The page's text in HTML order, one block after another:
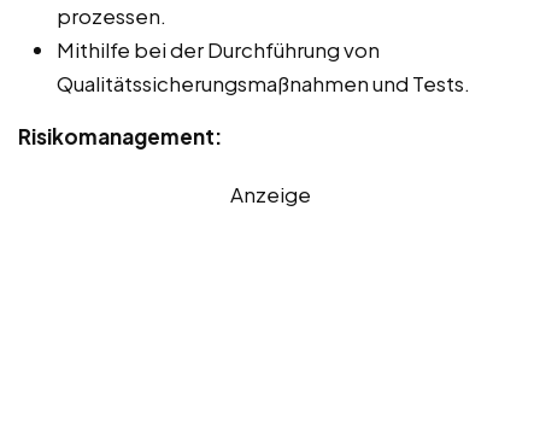
prozessen.
Mithilfe bei der Durchführung von
Qualitätssicherungsmaßnahmen und Tests.
Risikomanagement:
Anzeige